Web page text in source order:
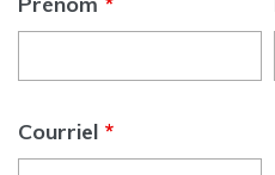
Courriel *